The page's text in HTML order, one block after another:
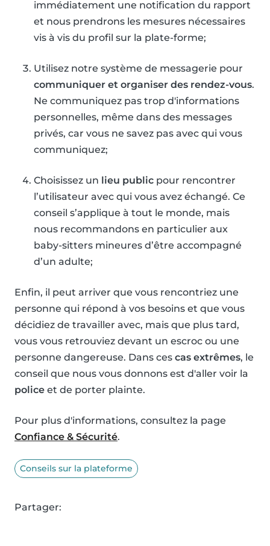
immédiatement une notification du rapport
et nous prendrons les mesures nécessaires
vis à vis du profil sur la plate-forme;
Utilisez notre système de messagerie pour
communiquer et organiser des rendez-vous.
Ne communiquez pas trop d'informations
personnelles, même dans des messages
privés, car vous ne savez pas avec qui vous
communiquez;
Choisissez un lieu public pour rencontrer
l’utilisateur avec qui vous avez échangé. Ce
conseil s’applique à tout le monde, mais
nous recommandons en particulier aux
baby-sitters mineures d’être accompagné
d’un adulte;
Enfin, il peut arriver que vous rencontriez une
personne qui répond à vos besoins et que vous
décidiez de travailler avec, mais que plus tard,
vous vous retrouviez devant un escroc ou une
personne dangereuse. Dans ces cas extrêmes, le
conseil que nous vous donnons est d'aller voir la
police et de porter plainte.
Pour plus d'informations, consultez la page
Confiance & Sécurité.
Conseils sur la plateforme
Partager: